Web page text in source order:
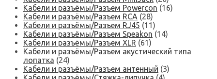
Кабели и разъёмы/Разъем Powercon (16)
Кабели и разъёмы/Разъем RCA (28)
Кабели и разъёмы/Разъем RJ45 (11)
Кабели и разъёмы/Разъем Speakon (14)
Кабели и разъёмы/Разъем XLR (61)
Кабели и разъёмы/Разъем акустический типа
лопатка (24)
Кабели и разъёмы/Разъем антенный (3)